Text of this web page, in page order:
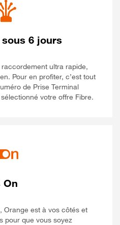
6 jours
ultra rapide,
Pour en profiter, c’est tout
de Prise Terminal
votre offre Fibre.
On
Orange est à vos côtés et
pour que vous soyez